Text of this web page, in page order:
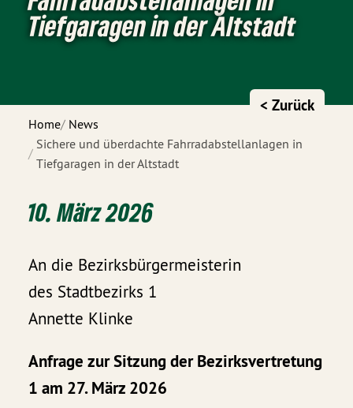
Tiefgaragen in der Altstadt
Home News
Sichere und überdachte Fahrradabstellanlagen in
Tiefgaragen in der Altstadt
< Zurück
10. März 2026
An die Bezirksbürgermeisterin
des Stadtbezirks 1
Annette Klinke
Anfrage zur Sitzung der Bezirksvertretung
1 am 27. März 2026